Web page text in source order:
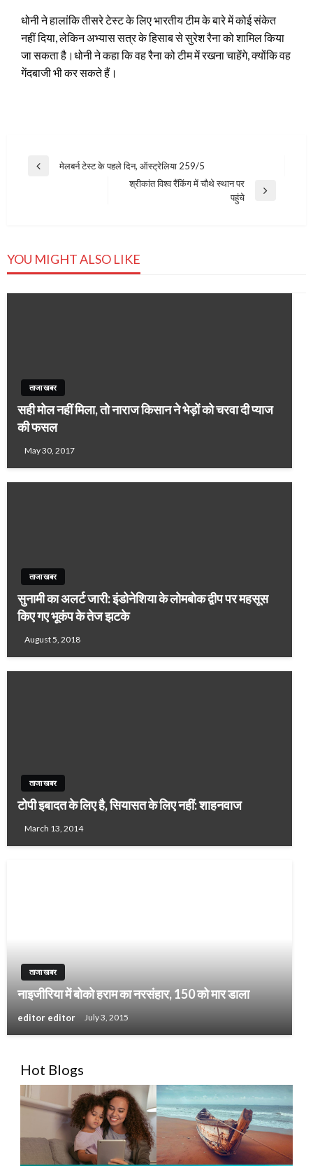
धोनी ने हालांकि तीसरे टेस्ट के लिए भारतीय टीम के बारे में कोई संकेत
नहीं दिया, लेकिन अभ्यास सत्र के हिसाब से सुरेश रैना को शामिल किया
जा सकता है।धोनी ने कहा कि वह रैना को टीम में रखना चाहेंगे, क्योंकि वह
गेंदबाजी भी कर सकते हैं।
Post
Previous
मेलबर्न टेस्ट के पहले दिन, ऑस्ट्रेलिया 259/5
श्रीकांत विश्व रैंकिंग में चौथे स्थान पर
पहुंचे
YOU MIGHT ALSO LIKE
ताजा खबर
सही मोल नहीं मिला, तो नाराज किसान ने भेड़ों को चरवा दी प्याज
की फसल
May 30, 2017
ताजा खबर
सुनामी का अलर्ट जारी: इंडोनेशिया के लोमबोक द्वीप पर महसूस
किए गए भूकंप के तेज झटके
August 5, 2018
ताजा खबर
टोपी इबादत के लिए है, सियासत के लिए नहीं: शाहनवाज
March 13, 2014
ताजा खबर
नाइजीरिया में बोको हराम का नरसंहार, 150 को मार डाला
editor editor July 3, 2015
Hot Blogs